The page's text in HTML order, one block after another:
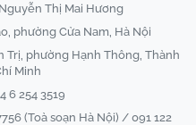
Thị Mai Hương
phường Cửa Nam, Hà Nội
Trị, phường Hạnh Thông, Thành
Minh
6 254 3519
(Toà soạn Hà Nội) / 091 122